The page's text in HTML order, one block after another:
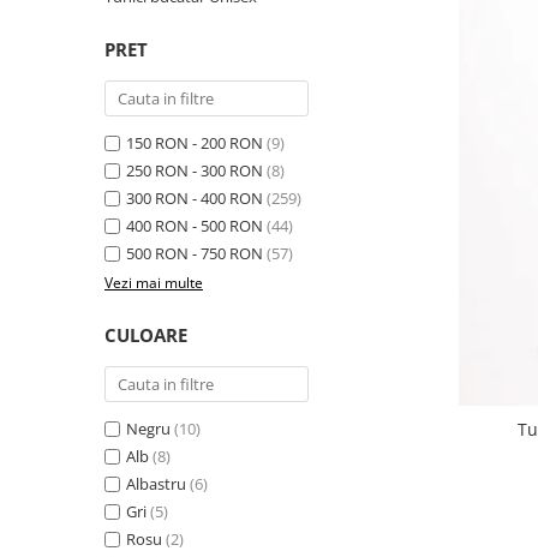
PRET
150 RON - 200 RON (9)
250 RON - 300 RON (8)
300 RON - 400 RON (259)
400 RON - 500 RON (44)
500 RON - 750 RON (57)
Vezi mai multe
CULOARE
Negru (10)
Alb(8)
Albastru (6)
Gri(5)
Rosu (2)